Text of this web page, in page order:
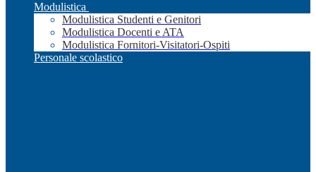
Modulistica
Modulistica Studenti e Genitori
Modulistica Docenti e ATA
Modulistica Fornitori-Visitatori-Ospiti
Personale scolastico